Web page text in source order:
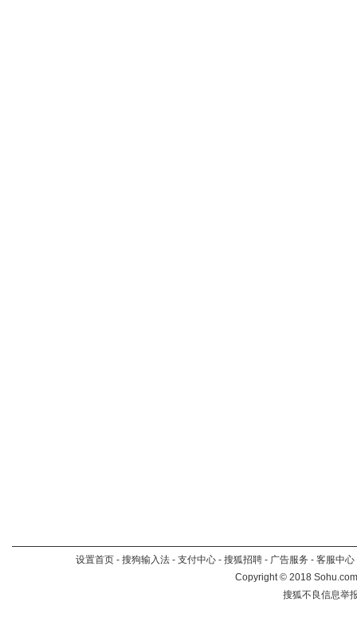
设置首页 - 搜狗输入法 - 支付中心 - 搜狐招聘 - 广告服务 - 客服中心
Copyright©2018
搜狐不良信息举